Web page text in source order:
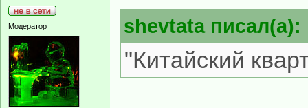
Модератор shevtata писал(а):
"Китайский